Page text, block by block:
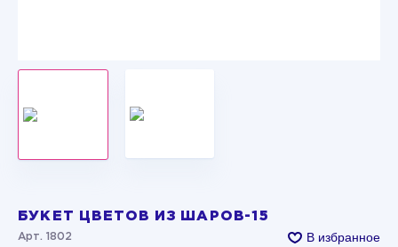
БУКЕТ ЦВЕТОВ ИЗ ШАРОВ-15
Арт. 1802 В избранное